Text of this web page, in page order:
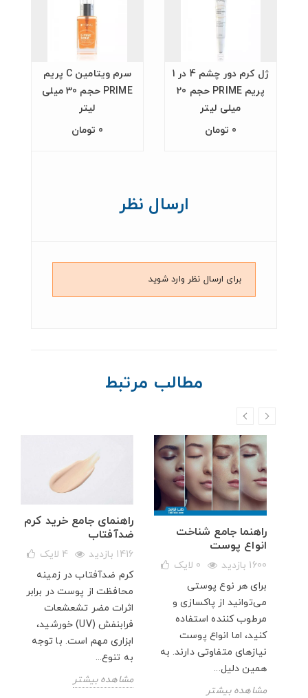
سرم ویتامین C پریم
PRIME حجم 30 میلی
لیتر
0 تومان
ژل کرم دور چشم 4 در 1
پریم PRIME حجم 20
میلی لیتر
0 تومان
ارسال نظر
برای ارسال نظر وارد شوید
مطالب مرتبط
راهنمای جامع خرید کرم
ضدآفتاب
1416 بازدید 4 لایک
کرم ضدآفتاب در زمینه
محافظت از پوست در برابر
اثرات مضر تشعشعات
فرابنفش (UV) خورشید،
ابزاری مهم است. با توجه
به تنوع...
مشاهده بیشتر
راهنما جامع شناخت
انواع پوست
1600 بازدید 0 لایک
برای هر نوع پوستی
می‌توانید از پاکسازی و
مرطوب کننده استفاده
کنید، اما انواع پوست
نیازهای متفاوتی دارند. به
همین دلیل...
مشاهده بیشتر